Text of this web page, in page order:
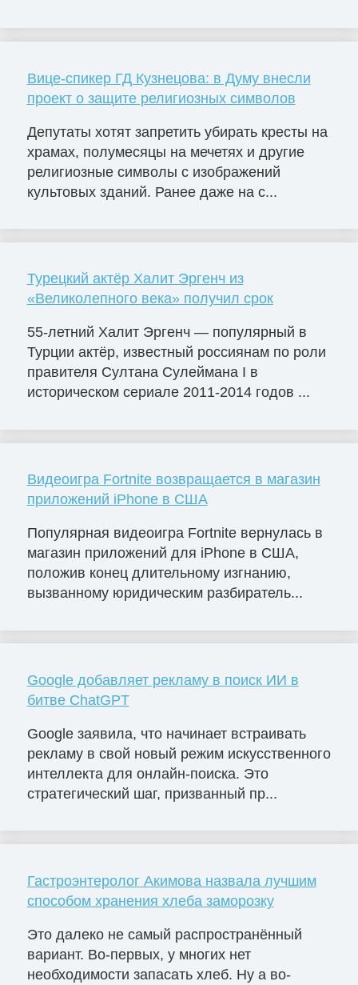
Вице-спикер ГД Кузнецова: в Думу внесли
проект о защите религиозных символов
Депутаты хотят запретить убирать кресты на
храмах, полумесяцы на мечетях и другие
религиозные символы с изображений
культовых зданий. Ранее даже на с...
Турецкий актёр Халит Эргенч из
«Великолепного века» получил срок
55-летний Халит Эргенч — популярный в
Турции актёр, известный россиянам по роли
правителя Султана Сулеймана I в
историческом сериале 2011-2014 годов ...
Видеоигра Fortnite возвращается в магазин
приложений iPhone в США
Популярная видеоигра Fortnite вернулась в
магазин приложений для iPhone в США,
положив конец длительному изгнанию,
вызванному юридическим разбиратель...
Google добавляет рекламу в поиск ИИ в
битве ChatGPT
Google заявила, что начинает встраивать
рекламу в свой новый режим искусственного
интеллекта для онлайн-поиска. Это
стратегический шаг, призванный пр...
Гастроэнтеролог Акимова назвала лучшим
способом хранения хлеба заморозку
Это далеко не самый распространённый
вариант. Во-первых, у многих нет
необходимости запасать хлеб. Ну а во-